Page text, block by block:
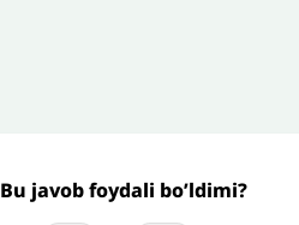
Bu javob foydali bo’ldimi?